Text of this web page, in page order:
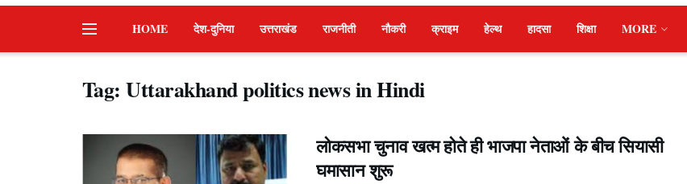
HOME देश-दुनिया उत्तराखंड राजनीती नौकरी क्राइम हेल्थ हादसा शिक्षा MORE
Tag:Uttarakhand politics news in Hindi
लोकसभा चुनाव खत्म होते ही भाजपा नेताओं के बीच सियासी
घमासान शुरू